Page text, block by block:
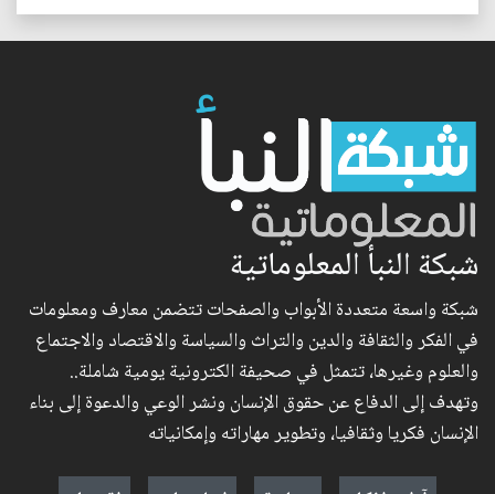
شبكة النبأ المعلوماتية
شبكة واسعة متعددة الأبواب والصفحات تتضمن معارف ومعلومات
في الفكر والثقافة والدين والتراث والسياسة والاقتصاد والاجتماع
والعلوم وغيرها، تتمثل في صحيفة الكترونية يومية شاملة..
وتهدف إلى الدفاع عن حقوق الإنسان ونشر الوعي والدعوة إلى بناء
الإنسان فكريا وثقافيا، وتطوير مهاراته وإمكانياته